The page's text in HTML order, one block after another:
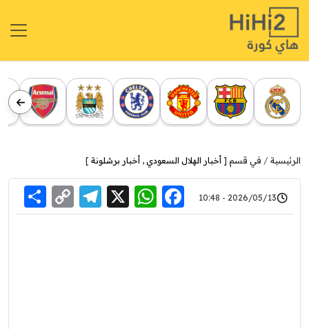
الرئيسية في قسم [ أخبار الهلال السعودي , أخبار برشلونة ]
2026/05/13 - 10:48
Facebook
WhatsApp
X
Link